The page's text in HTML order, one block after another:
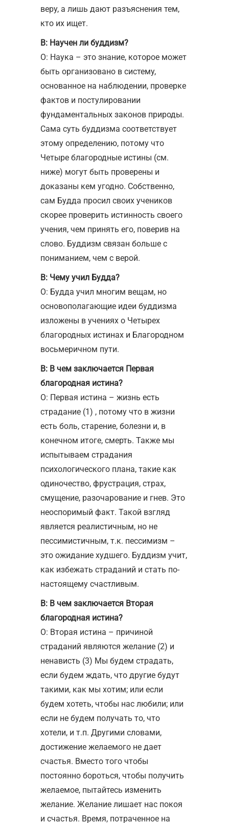
веру, а лишь дают разъяснения тем,
кто их ищет.
В: Научен ли буддизм?
О: Наука – это знание, которое может
быть организовано в систему,
основанное на наблюдении, проверке
фактов и постулировании
фундаментальных законов природы.
Сама суть буддизма соответствует
этому определению, потому что
Четыре благородные истины (см.
ниже) могут быть проверены и
доказаны кем угодно. Собственно,
сам Будда просил своих учеников
скорее проверить истинность своего
учения, чем принять его, поверив на
слово. Буддизм связан больше с
пониманием, чем с верой.
В: Чему учил Будда?
О: Будда учил многим вещам, но
основополагающие идеи буддизма
изложены в учениях о Четырех
благородных истинах и Благородном
восьмеричном пути.
В: В чем заключается Первая
благородная истина?
О: Первая истина – жизнь есть
страдание (1) , потому что в жизни
есть боль, старение, болезни и, в
конечном итоге, смерть. Также мы
испытываем страдания
психологического плана, такие как
одиночество, фрустрация, страх,
смущение, разочарование и гнев. Это
неоспоримый факт. Такой взгляд
является реалистичным, но не
пессимистичным, т.к. пессимизм –
это ожидание худшего. Буддизм учит,
как избежать страданий и стать по-
настоящему счастливым.
В: В чем заключается Вторая
благородная истина?
О: Вторая истина – причиной
страданий являются желание (2) и
ненависть (3) Мы будем страдать,
если будем ждать, что другие будут
такими, как мы хотим; или если
будем хотеть, чтобы нас любили; или
если не будем получать то, что
хотели, и т.п. Другими словами,
достижение желаемого не дает
счастья. Вместо того чтобы
постоянно бороться, чтобы получить
желаемое, пытайтесь изменить
желание. Желание лишает нас покоя
и счастья. Время, потраченное на